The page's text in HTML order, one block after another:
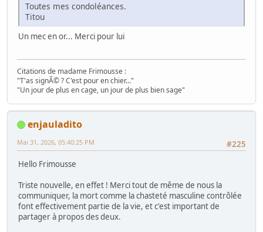
Toutes mes condoléances.
Titou
Un mec en or... Merci pour lui
Citations de madame Frimousse :
"T'as signÃ© ? C'est pour en chier..."
"Un jour de plus en cage, un jour de plus bien sage"
enjauladito
#225
Mai 31, 2026, 05:40:25 PM
Hello Frimousse
Triste nouvelle, en effet ! Merci tout de même de nous la
communiquer, la mort comme la chasteté masculine contrôlée
font effectivement partie de la vie, et c'est important de
partager à propos des deux.